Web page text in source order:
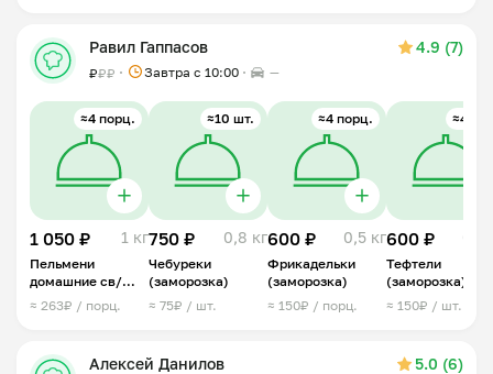
Равил Гаппасов 4.9 (7)
₽₽₽ Завтра c 10:00 —
≈4 порц.
1 050 ₽ 1 кг
Пельмени
домашние св/
гов/кур
(заморозка)
≈ 263₽ / порц.
≈10 шт.
750 ₽ 0,8 кг
Чебуреки
(заморозка)
≈ 75₽ / шт.
≈4 порц.
600 ₽ 0,5 кг
Фрикадельки
(заморозка)
≈ 150₽ / порц.
≈4 шт.
600 ₽
Тефтели
(заморозка)
≈ 150₽ / шт.
Алексей Данилов 5.0 (6)